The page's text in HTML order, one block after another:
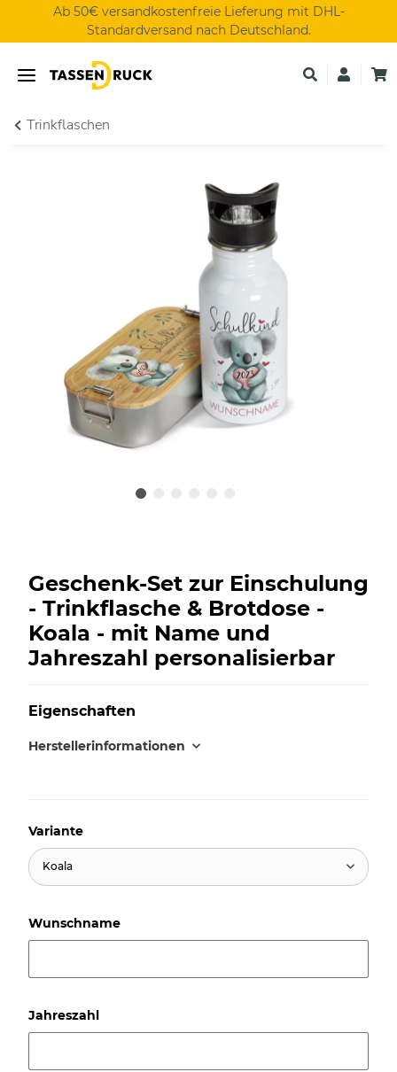
Ab 50€ versandkostenfreie Lieferung mit DHL-
Standardversand nach Deutschland.
Trinkflaschen
Geschenk-Set zur Einschulung
- Trinkflasche & Brotdose -
Koala - mit Name und
Jahreszahl personalisierbar
Eigenschaften
Herstellerinformationen
Variante
Koala
Wunschname
Jahreszahl